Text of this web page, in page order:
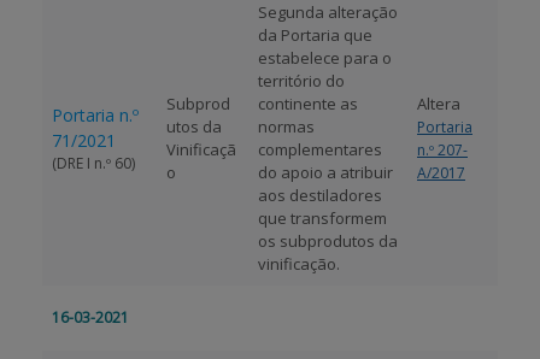
Portaria n.º
71/2021
(DRE I n.º 60)
Subprod
utos da
Vinificaçã
o
Segunda alteração
da Portaria que
estabelece para o
território do
continente as
normas
complementares
do apoio a atribuir
aos destiladores
que transformem
os subprodutos da
vinificação.
Altera
Portaria
n.º 207-
A/2017
16-03-2021